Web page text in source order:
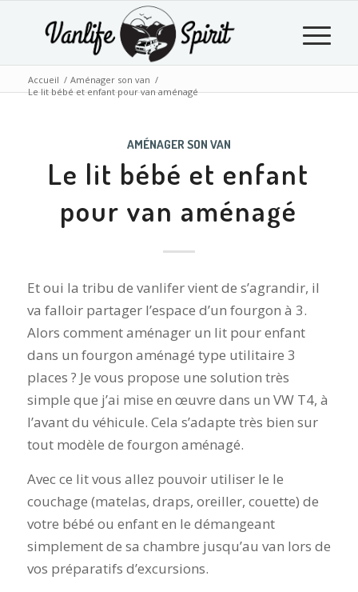
Accueil / Aménager son van /
Le lit bébé et enfant pour van aménagé
AMÉNAGER SON VAN
Le lit bébé et enfant
pour van aménagé
Et oui la tribu de vanlifer vient de s’agrandir, il
va falloir partager l’espace d’un fourgon à 3.
Alors comment aménager un lit pour enfant
dans un fourgon aménagé type utilitaire 3
places ? Je vous propose une solution très
simple que j’ai mise en œuvre dans un VW T4, à
l’avant du véhicule. Cela s’adapte très bien sur
tout modèle de fourgon aménagé.
Avec ce lit vous allez pouvoir utiliser le le
couchage (matelas, draps, oreiller, couette) de
votre bébé ou enfant en le démangeant
simplement de sa chambre jusqu’au van lors de
vos préparatifs d’excursions.